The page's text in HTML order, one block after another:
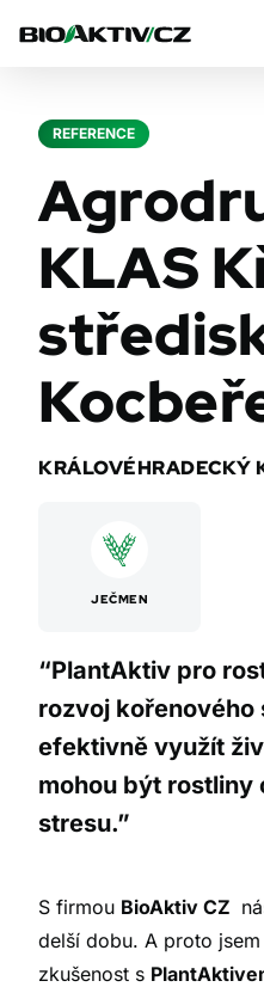
REFERENCE
KLAS
KRÁLOVÉHRADECKÝ
JEČMEN
“PlantAktiv pro
rozvoj kořenového
efektivně využít
mohou být rostliny
stresu.”
S firmou BioAktiv CZ
delší dobu. A proto
zkušenost s